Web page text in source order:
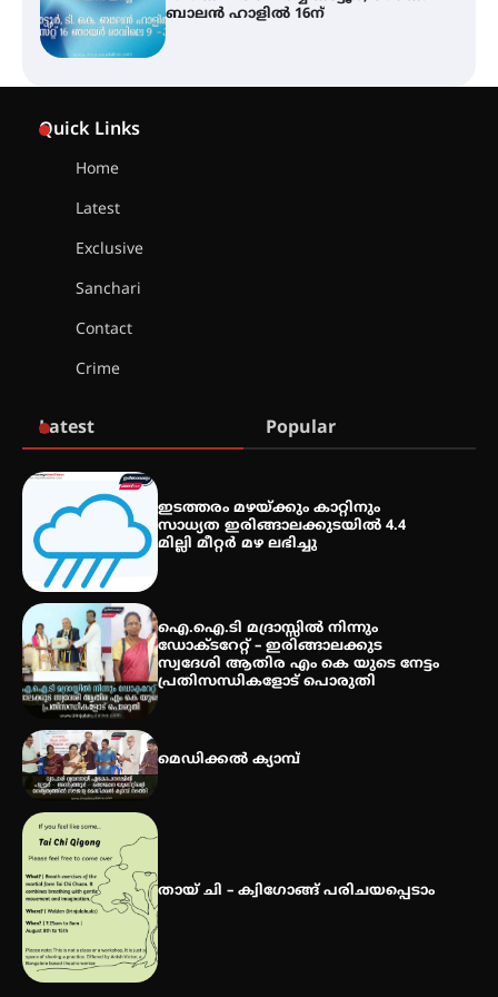
സ്ഥാപനങ്ങൾക്കും ശനിയാഴ്ച
അവധി
വിദ്യാർത്ഥികൾ
2026 കവിതാ ചർച്ച കാട്ടൂർ, ടി. കെ.
ബാലൻ ഹാളിൽ 16ന്
Quick Links
Home
Latest
Exclusive
Sanchari
Contact
Crime
Latest Popular
ഇടത്തരം മഴയ്ക്കും കാറ്റിനും
സാധ്യത ഇരിങ്ങാലക്കുടയിൽ 4.4
മില്ലി മീറ്റർ മഴ ലഭിച്ചു
ഐ.ഐ.ടി മദ്രാസ്സിൽ നിന്നും
ഡോക്ടറേറ്റ് – ഇരിങ്ങാലക്കുട
സ്വദേശി ആതിര എം കെ യുടെ നേട്ടം
പ്രതിസന്ധികളോട് പൊരുതി
മെഡിക്കൽ ക്യാമ്പ്
തായ് ചി – ക്വിഗോങ്ങ് പരിചയപ്പെടാം